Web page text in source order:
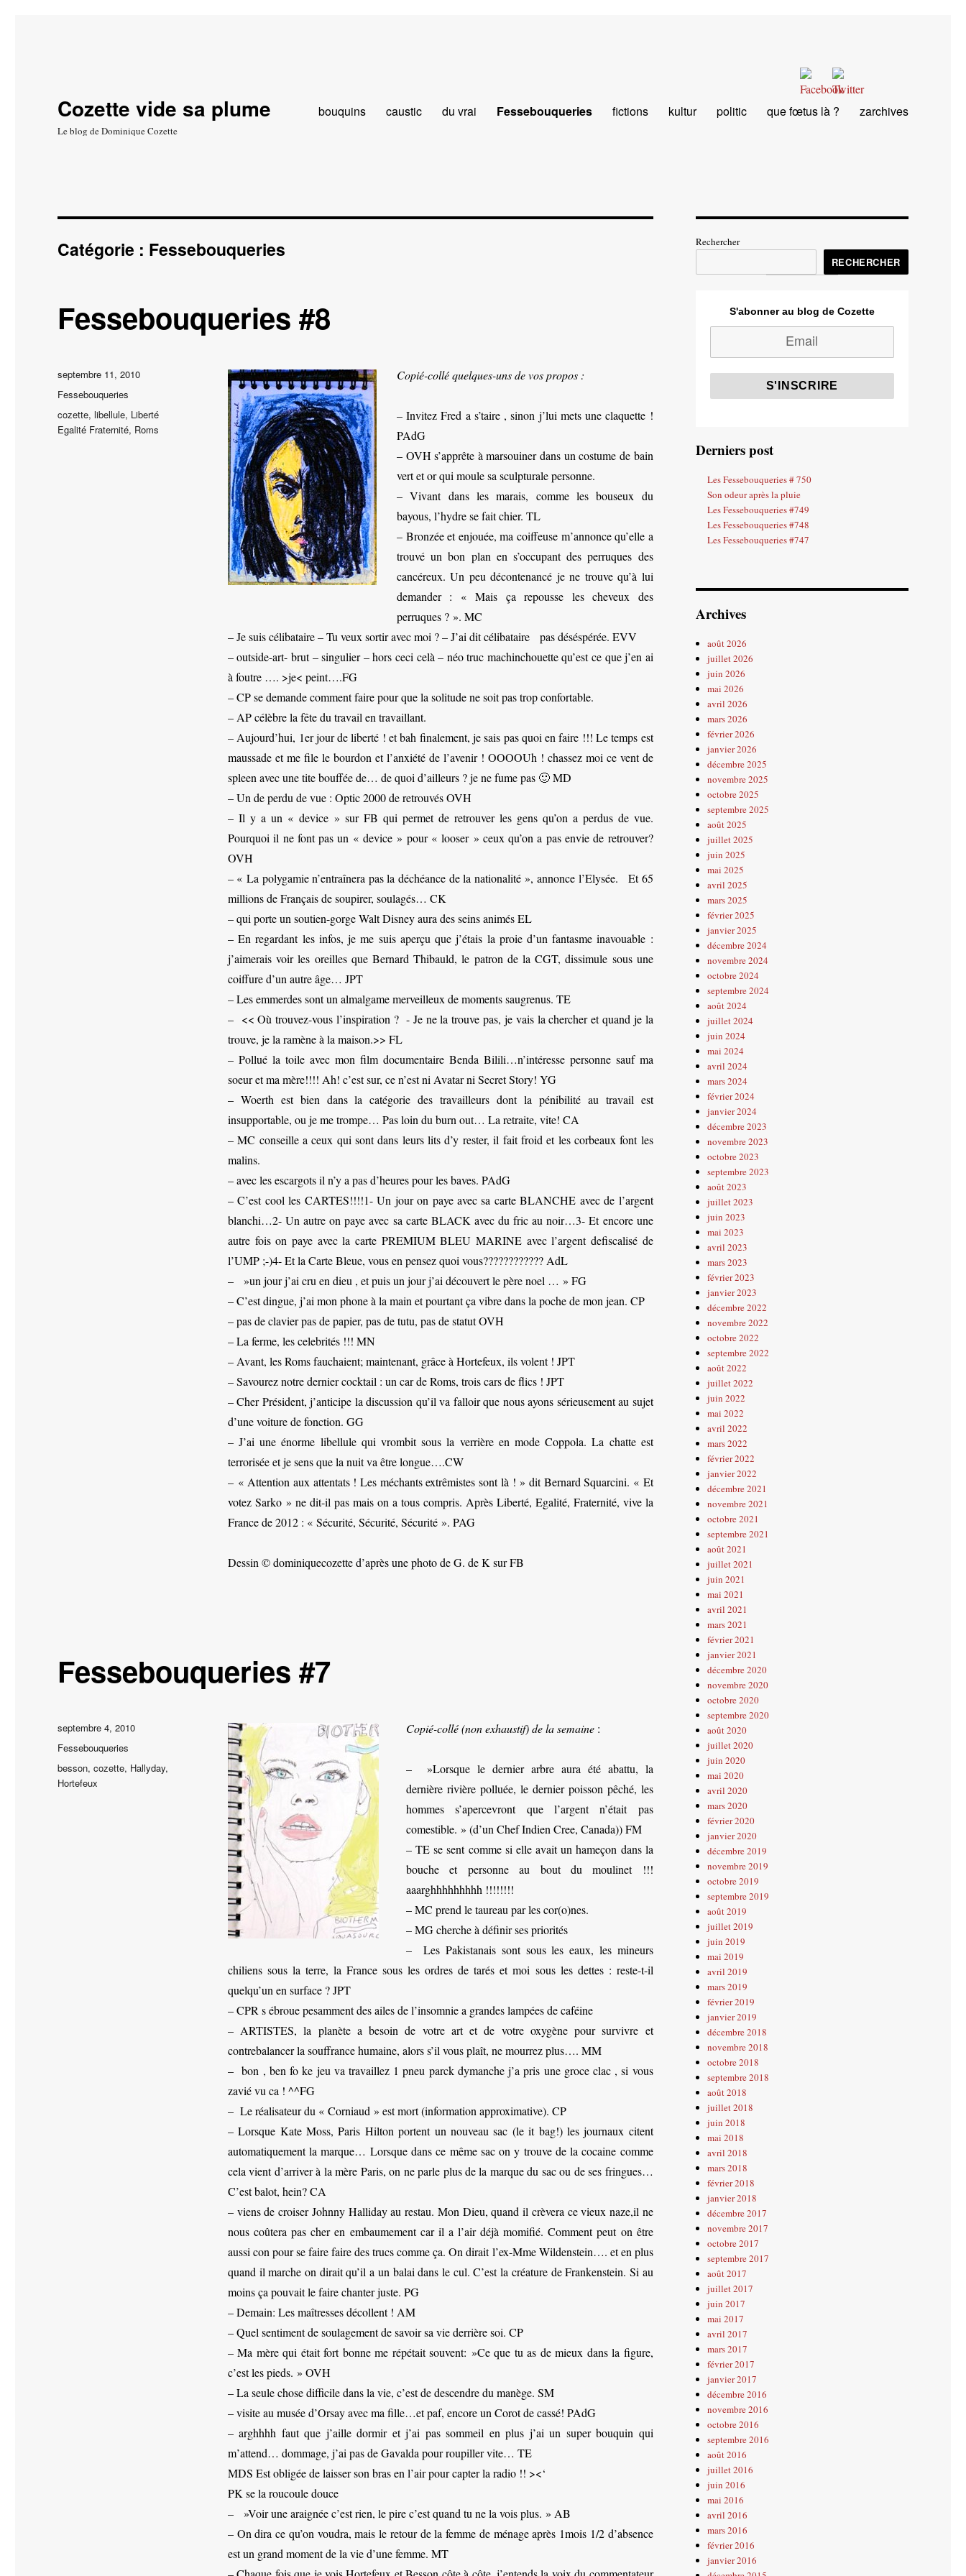
Cozette vide sa plume
Le blog de Dominique Cozette
bouquins caustic du vrai Fessebouqueries fictions kultur politic que fœtus là ? zarchives
Catégorie : Fessebouqueries
Fessebouqueries #8
Copié-collé quelques-uns de vos propos :
– Invitez Fred a s’taire , sinon j’lui mets une claquette !
PAdG
– OVH s’apprête à marsouiner dans un costume de bain
vert et or qui moule sa sculpturale personne.
– Vivant dans les marais, comme les bouseux du
bayous, l’hydre se fait chier. TL
– Bronzée et enjouée, ma coiffeuse m’annonce qu’elle a
trouvé un bon plan en s’occupant des perruques des
cancéreux. Un peu décontenancé je ne trouve qu’à lui
demander : « Mais ça repousse les cheveux des
perruques ? ». MC
– Je suis célibataire – Tu veux sortir avec moi ? – J’ai dit célibataire pas déséspérée. EVV
– outside-art- brut – singulier – hors ceci celà – néo truc machinchouette qu’est ce que j’en ai
à foutre …. >je< peint….FG
– CP se demande comment faire pour que la solitude ne soit pas trop confortable.
– AP célèbre la fête du travail en travaillant.
– Aujourd’hui, 1er jour de liberté ! et bah finalement, je sais pas quoi en faire !!! Le temps est
maussade et me file le bourdon et l’anxiété de l’avenir ! OOOOUh ! chassez moi ce vent de
spleen avec une tite bouffée de… de quoi d’ailleurs ? je ne fume pas 🙂 MD
– Un de perdu de vue : Optic 2000 de retrouvés OVH
– Il y a un « device » sur FB qui permet de retrouver les gens qu’on a perdus de vue.
Pourquoi il ne font pas un « device » pour « looser » ceux qu’on a pas envie de retrouver?
OVH
– « La polygamie n’entraînera pas la déchéance de la nationalité », annonce l’Elysée. Et 65
millions de Français de soupirer, soulagés… CK
– qui porte un soutien-gorge Walt Disney aura des seins animés EL
– En regardant les infos, je me suis aperçu que j’étais la proie d’un fantasme inavouable :
j’aimerais voir les oreilles que Bernard Thibauld, le patron de la CGT, dissimule sous une
coiffure d’un autre âge… JPT
– Les emmerdes sont un almalgame merveilleux de moments saugrenus. TE
– << Où trouvez-vous l’inspiration ? - Je ne la trouve pas, je vais la chercher et quand je la
trouve, je la ramène à la maison.>> FL
– Pollué la toile avec mon film documentaire Benda Bilili…n’intéresse personne sauf ma
soeur et ma mère!!!! Ah! c’est sur, ce n’est ni Avatar ni Secret Story! YG
– Woerth est bien dans la catégorie des travailleurs dont la pénibilité au travail est
insupportable, ou je me trompe… Pas loin du burn out… La retraite, vite! CA
– MC conseille a ceux qui sont dans leurs lits d’y rester, il fait froid et les corbeaux font les
malins.
– avec les escargots il n’y a pas d’heures pour les baves. PAdG
– C’est cool les CARTES!!!!1- Un jour on paye avec sa carte BLANCHE avec de l’argent
blanchi…2- Un autre on paye avec sa carte BLACK avec du fric au noir…3- Et encore une
autre fois on paye avec la carte PREMIUM BLEU MARINE avec l’argent defiscalisé de
l’UMP ;-)4- Et la Carte Bleue, vous en pensez quoi vous???????????? AdL
– ‎ »un jour j’ai cru en dieu , et puis un jour j’ai découvert le père noel … » FG
– C’est dingue, j’ai mon phone à la main et pourtant ça vibre dans la poche de mon jean. CP
– pas de clavier pas de papier, pas de tutu, pas de statut OVH
– La ferme, les celebrités !!! MN
– Avant, les Roms fauchaient; maintenant, grâce à Hortefeux, ils volent ! JPT
– Savourez notre dernier cocktail : un car de Roms, trois cars de flics ! JPT
– Cher Président, j’anticipe la discussion qu’il va falloir que nous ayons sérieusement au sujet
d’une voiture de fonction. GG
– J’ai une énorme libellule qui vrombit sous la verrière en mode Coppola. La chatte est
terrorisée et je sens que la nuit va être longue….CW
– « Attention aux attentats ! Les méchants extrêmistes sont là ! » dit Bernard Squarcini. « Et
votez Sarko » ne dit-il pas mais on a tous compris. Après Liberté, Egalité, Fraternité, vive la
France de 2012 : « Sécurité, Sécurité, Sécurité ». PAG
Dessin © dominiquecozette d’après une photo de G. de K sur FB
Publié
le
septembre 11, 2010
Catégories
Fessebouqueries
Étiquettes
cozette,libellule, Liberté
Egalité Fraternité, Roms
Fessebouqueries #7
Copié-collé (non exhaustif) de la semaine :
– ‎ »Lorsque le dernier arbre aura été abattu, la
dernière rivière polluée, le dernier poisson pêché, les
hommes s’apercevront que l’argent n’était pas
comestible. » (d’un Chef Indien Cree, Canada)) FM
– TE se sent comme si elle avait un hameçon dans la
bouche et personne au bout du moulinet !!!
aaarghhhhhhhhh !!!!!!!!
– MC prend le taureau par les cor(o)nes.
– MG cherche à définir ses priorités
– Les Pakistanais sont sous les eaux, les mineurs
chiliens sous la terre, la France sous les ordres de tarés et moi sous les dettes : reste-t-il
quelqu’un en surface ? JPT
– CPR s ébroue pesamment des ailes de l’insomnie a grandes lampées de caféine
– ARTISTES, la planète a besoin de votre art et de votre oxygène pour survivre et
contrebalancer la souffrance humaine, alors s’il vous plaît, ne mourrez plus…. MM
– bon , ben fo ke jeu va travaillez 1 pneu parck dymanche j’a pris une groce clac , si vous
zavié vu ca ! ^^FG
– Le réalisateur du « Corniaud » est mort (information approximative). CP
– Lorsque Kate Moss, Paris Hilton portent un nouveau sac (le it bag!) les journaux citent
automatiquement la marque… Lorsque dans ce même sac on y trouve de la cocaine comme
cela vient d’arriver à la mère Paris, on ne parle plus de la marque du sac ou de ses fringues…
C’est balot, hein? CA
– viens de croiser Johnny Halliday au restau. Mon Dieu, quand il crèvera ce vieux naze,il ne
nous coûtera pas cher en embaumement car il a l’air déjà momifié. Comment peut on être
aussi con pour se faire faire des trucs comme ça. On dirait l’ex-Mme Wildenstein…. et en plus
quand il marche on dirait qu’il a un balai dans le cul. C’est la créature de Frankenstein. Si au
moins ça pouvait le faire chanter juste. PG
– Demain: Les maîtresses décollent ! AM
– Quel sentiment de soulagement de savoir sa vie derrière soi. CP
– Ma mère qui était fort bonne me répétait souvent: »Ce que tu as de mieux dans la figure,
c’est les pieds. » OVH
– La seule chose difficile dans la vie, c’est de descendre du manège. SM
– visite au musée d’Orsay avec ma fille…et paf, encore un Corot de cassé! PAdG
– arghhhh faut que j’aille dormir et j’ai pas sommeil en plus j’ai un super bouquin qui
m’attend… dommage, j’ai pas de Gavalda pour roupiller vite… TE
MDS Est obligée de laisser son bras en l’air pour capter la radio !! ><‘
PK se la roucoule douce
– ‎ »Voir une araignée c’est rien, le pire c’est quand tu ne la vois plus. » AB
– On dira ce qu’on voudra, mais le retour de la femme de ménage après 1mois 1/2 d’absence
est un grand moment de la vie d’une femme. MT
Publié
le
septembre 4, 2010
Catégories
Fessebouqueries
Étiquettes
besson,cozette, Hallyday,
Hortefeux
Rechercher
RECHERCHER
S'abonner au blog de Cozette
Derniers post
Les Fessebouqueries # 750
Son odeur après la pluie
Les Fessebouqueries #749
Les Fessebouqueries #748
Les Fessebouqueries #747
Archives
août 2026
juillet 2026
juin 2026
mai 2026
avril 2026
mars 2026
février 2026
janvier 2026
décembre 2025
novembre 2025
octobre 2025
septembre 2025
août 2025
juillet 2025
juin 2025
mai 2025
avril 2025
mars 2025
février 2025
janvier 2025
décembre 2024
novembre 2024
octobre 2024
septembre 2024
août 2024
juillet 2024
juin 2024
mai 2024
avril 2024
mars 2024
février 2024
janvier 2024
décembre 2023
novembre 2023
octobre 2023
septembre 2023
août 2023
juillet 2023
juin 2023
mai 2023
avril 2023
mars 2023
février 2023
janvier 2023
décembre 2022
novembre 2022
octobre 2022
septembre 2022
août 2022
juillet 2022
juin 2022
mai 2022
avril 2022
mars 2022
février 2022
janvier 2022
décembre 2021
novembre 2021
octobre 2021
septembre 2021
août 2021
juillet 2021
juin 2021
mai 2021
avril 2021
mars 2021
février 2021
janvier 2021
décembre 2020
novembre 2020
octobre 2020
septembre 2020
août 2020
juillet 2020
juin 2020
mai 2020
avril 2020
mars 2020
février 2020
janvier 2020
décembre 2019
novembre 2019
octobre 2019
septembre 2019
août 2019
juillet 2019
juin 2019
mai 2019
avril 2019
mars 2019
février 2019
janvier 2019
décembre 2018
novembre 2018
octobre 2018
septembre 2018
août 2018
juillet 2018
juin 2018
mai 2018
avril 2018
mars 2018
février 2018
janvier 2018
décembre 2017
novembre 2017
octobre 2017
septembre 2017
août 2017
juillet 2017
juin 2017
mai 2017
avril 2017
mars 2017
février 2017
janvier 2017
décembre 2016
novembre 2016
octobre 2016
septembre 2016
août 2016
juillet 2016
juin 2016
mai 2016
avril 2016
mars 2016
février 2016
janvier 2016